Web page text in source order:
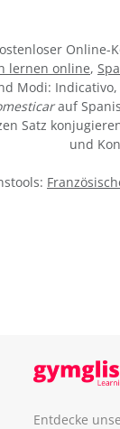
Online-
lernen online,
Modi:
auf
Satz
und
Entdecke